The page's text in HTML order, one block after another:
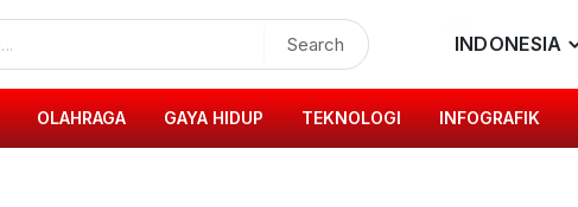
Search INDONESIA
OLAHRAGA GAYA HIDUP TEKNOLOGI INFOGRAFIK